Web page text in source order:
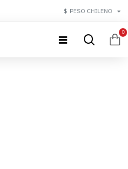
$ PESO CHILENO
0